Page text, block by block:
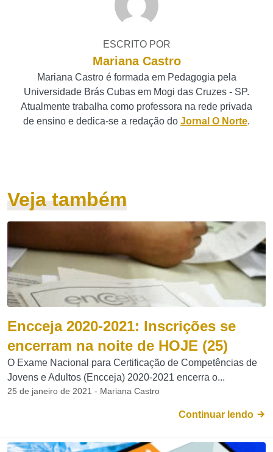
ESCRITO POR
Mariana Castro
Mariana Castro é formada em Pedagogia pela
Universidade Brás Cubas em Mogi das Cruzes - SP.
Atualmente trabalha como professora na rede privada
de ensino e dedica-se a redação do Jornal O Norte.
Veja também
Encceja 2020-2021: Inscrições se
encerram na noite de HOJE (25)
O Exame Nacional para Certificação de Competências de
Jovens e Adultos (Encceja) 2020-2021 encerra o...
25 de janeiro de 2021 - Mariana Castro
Continuar lendo